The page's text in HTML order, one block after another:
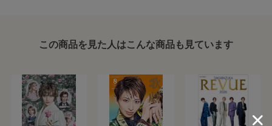
この商品を見た人はこんな商品も見ています